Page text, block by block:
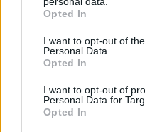
grant or deny consent to
use your data for below
consent section.
Opted In
I want to opt-out of
Personal Data.
Opted In
I want to opt-out of
Personal Data for
Opted In